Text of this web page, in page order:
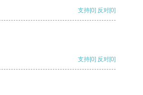
支持[0] 反对[0]
支持[0] 反对[0]